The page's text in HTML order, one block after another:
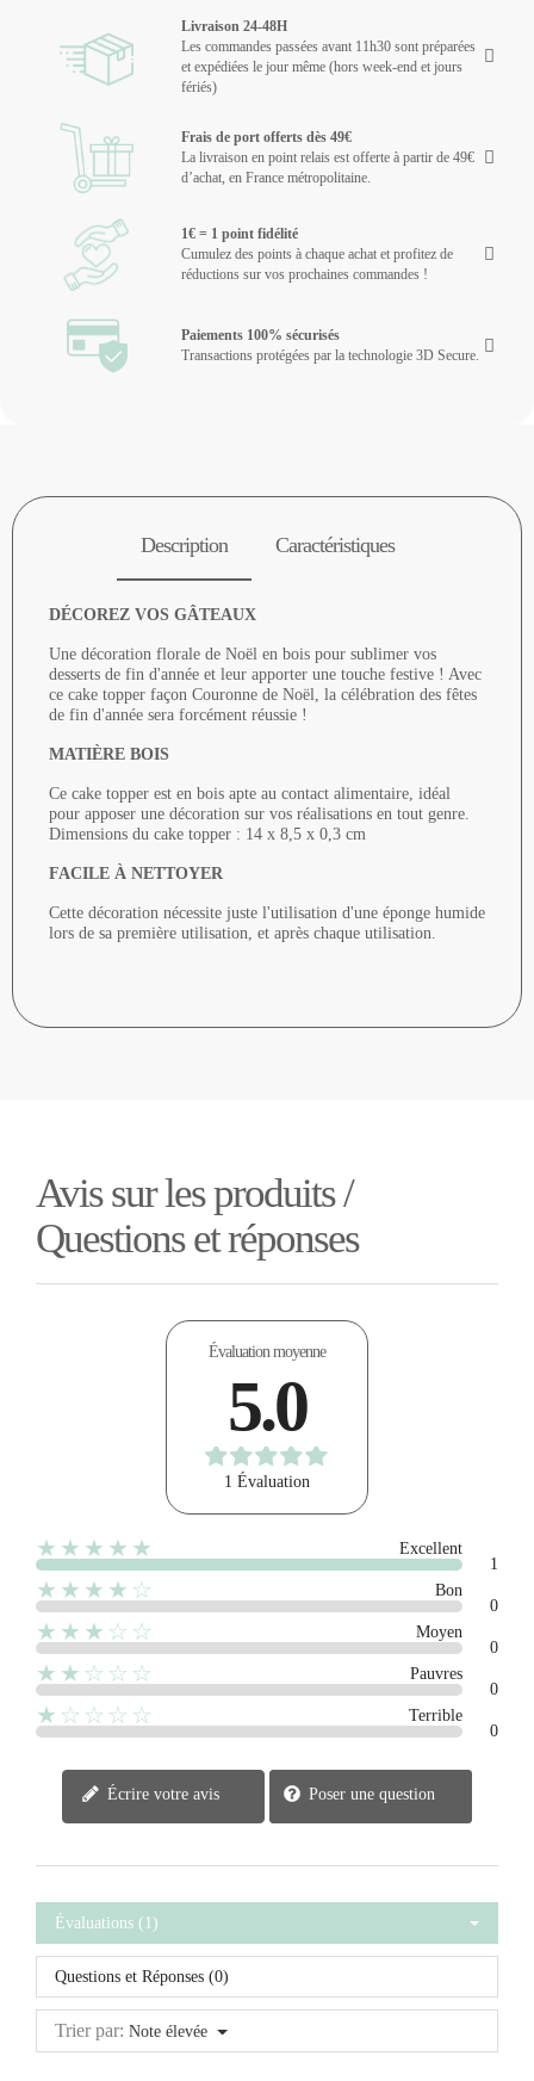
Livraison 24-48H
Les commandes passées avant 11h30 sont préparées
et expédiées le jour même (hors week-end et jours
fériés)
Frais de port offerts dès 49€
La livraison en point relais est offerte à partir de 49€
d’achat, en France métropolitaine.
1€ = 1 point fidélité
Cumulez des points à chaque achat et profitez de
réductions sur vos prochaines commandes !
Paiements 100% sécurisés
Transactions protégées par la technologie 3D Secure.
Description Caractéristiques
DÉCOREZ VOS GÂTEAUX
Une décoration florale de Noël en bois pour sublimer vos
desserts de fin d'année et leur apporter une touche festive ! Avec
ce cake topper façon Couronne de Noël, la célébration des fêtes
de fin d'année sera forcément réussie !
MATIÈRE BOIS
Ce cake topper est en bois apte au contact alimentaire, idéal
pour apposer une décoration sur vos réalisations en tout genre.
Dimensions du cake topper : 14 x 8,5 x 0,3 cm
FACILE À NETTOYER
Cette décoration nécessite juste l'utilisation d'une éponge humide
lors de sa première utilisation, et après chaque utilisation.
Avis sur les produits /
Questions et réponses
Évaluation moyenne
5.0
1 Évaluation
★★★★★
Excellent
1
★★★★☆
Bon
0
★★★☆☆
Moyen
0
★★☆☆☆
Pauvres
0
★☆☆☆☆
Terrible
0
Écrire votre avis Poser une question
Évaluations (1)
Questions et Réponses (0)
Trier par: Note élevée